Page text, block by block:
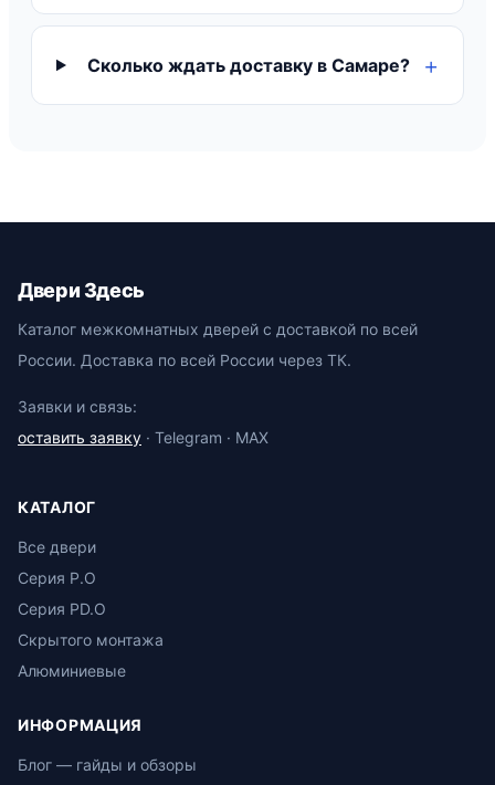
Сколько ждать доставку в Самаре?
Двери Здесь
Каталог межкомнатных дверей с доставкой по всей
России. Доставка по всей России через ТК.
Заявки и связь:
оставить заявку · Telegram · MAX
КАТАЛОГ
Все двери
Серия P.O
Серия PD.O
Скрытого монтажа
Алюминиевые
ИНФОРМАЦИЯ
Блог — гайды и обзоры